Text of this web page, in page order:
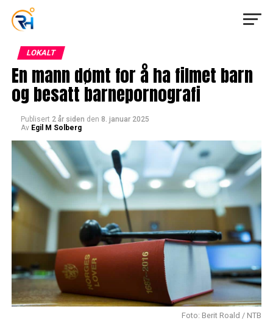
LOKALT
En mann dømt for å ha filmet barn
og besatt barnepornografi
Publisert 2 år siden den 8. januar 2025
Av Egil M Solberg
Foto: Berit Roald / NTB